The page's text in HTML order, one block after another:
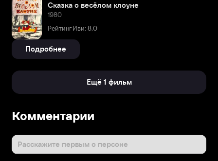
Сказка о весёлом клоуне
1980
Рейтинг Иви: 8,0
Подробнее
Ещё 1 фильм
Комментарии
Расскажите первым о персоне